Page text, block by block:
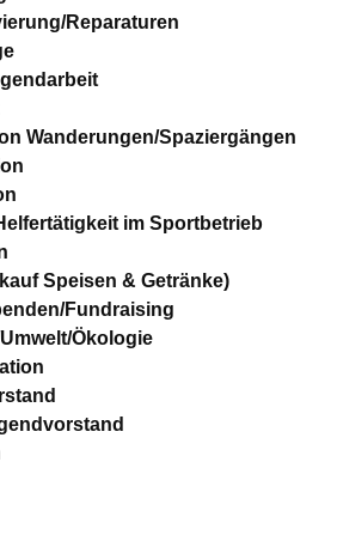
Reparaturen
Wanderungen/Spaziergängen
im Sportbetrieb
Speisen & Getränke)
Fundraising
Ökologie